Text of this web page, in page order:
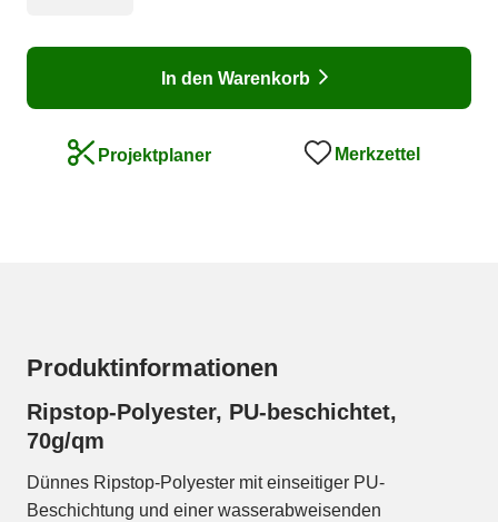
In den Warenkorb
Projektplaner Merkzettel
Produktinformationen
Ripstop-Polyester, PU-beschichtet,
70g/qm
Dünnes Ripstop-Polyester mit einseitiger PU-
Beschichtung und einer wasserabweisenden